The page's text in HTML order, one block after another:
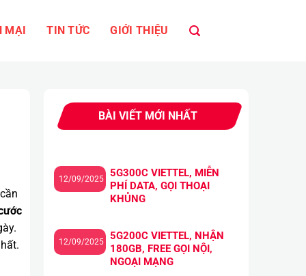
MẠI TIN TỨC GIỚI THIỆU
BÀI VIẾT MỚI NHẤT
5G300C VIETTEL, MIỄN
PHÍ DATA, GỌI THOẠI
KHỦNG
12/09/2025
5G200C VIETTEL, NHẬN
180GB, FREE GỌI NỘI,
NGOẠI MẠNG
12/09/2025